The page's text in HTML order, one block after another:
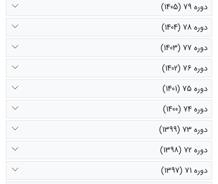
دوره 79 (1405)
دوره 78 (1404)
دوره 77 (1403)
دوره 76 (1402)
دوره 75 (1401)
دوره 74 (1400)
دوره 73 (1399)
دوره 72 (1398)
دوره 71 (1397)